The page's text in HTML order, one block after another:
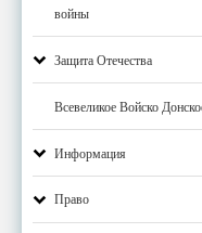
войны
Защита Отечества
Всевеликое Войско
Информация
Право